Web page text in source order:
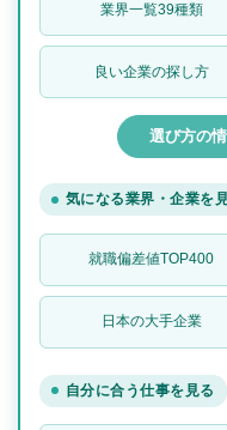
業界一覧39種類
良い企業の探し方
選び方の
気になる業界・企業を
就職偏差値TOP400
日本の大手企業
自分に合う仕事を見る